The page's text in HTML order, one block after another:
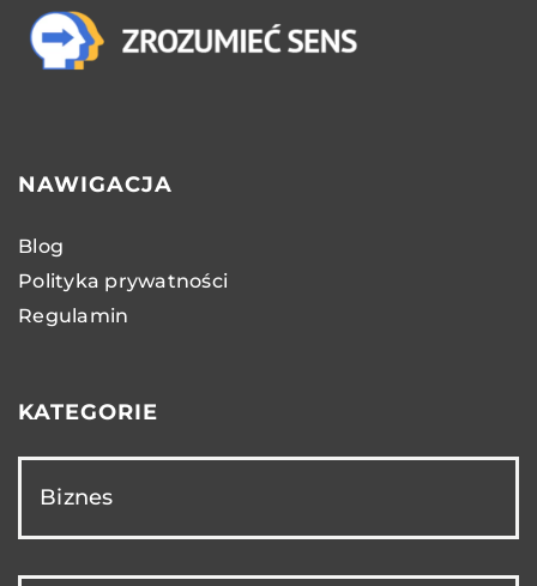
NAWIGACJA
Blog
Polityka prywatności
Regulamin
KATEGORIE
Biznes